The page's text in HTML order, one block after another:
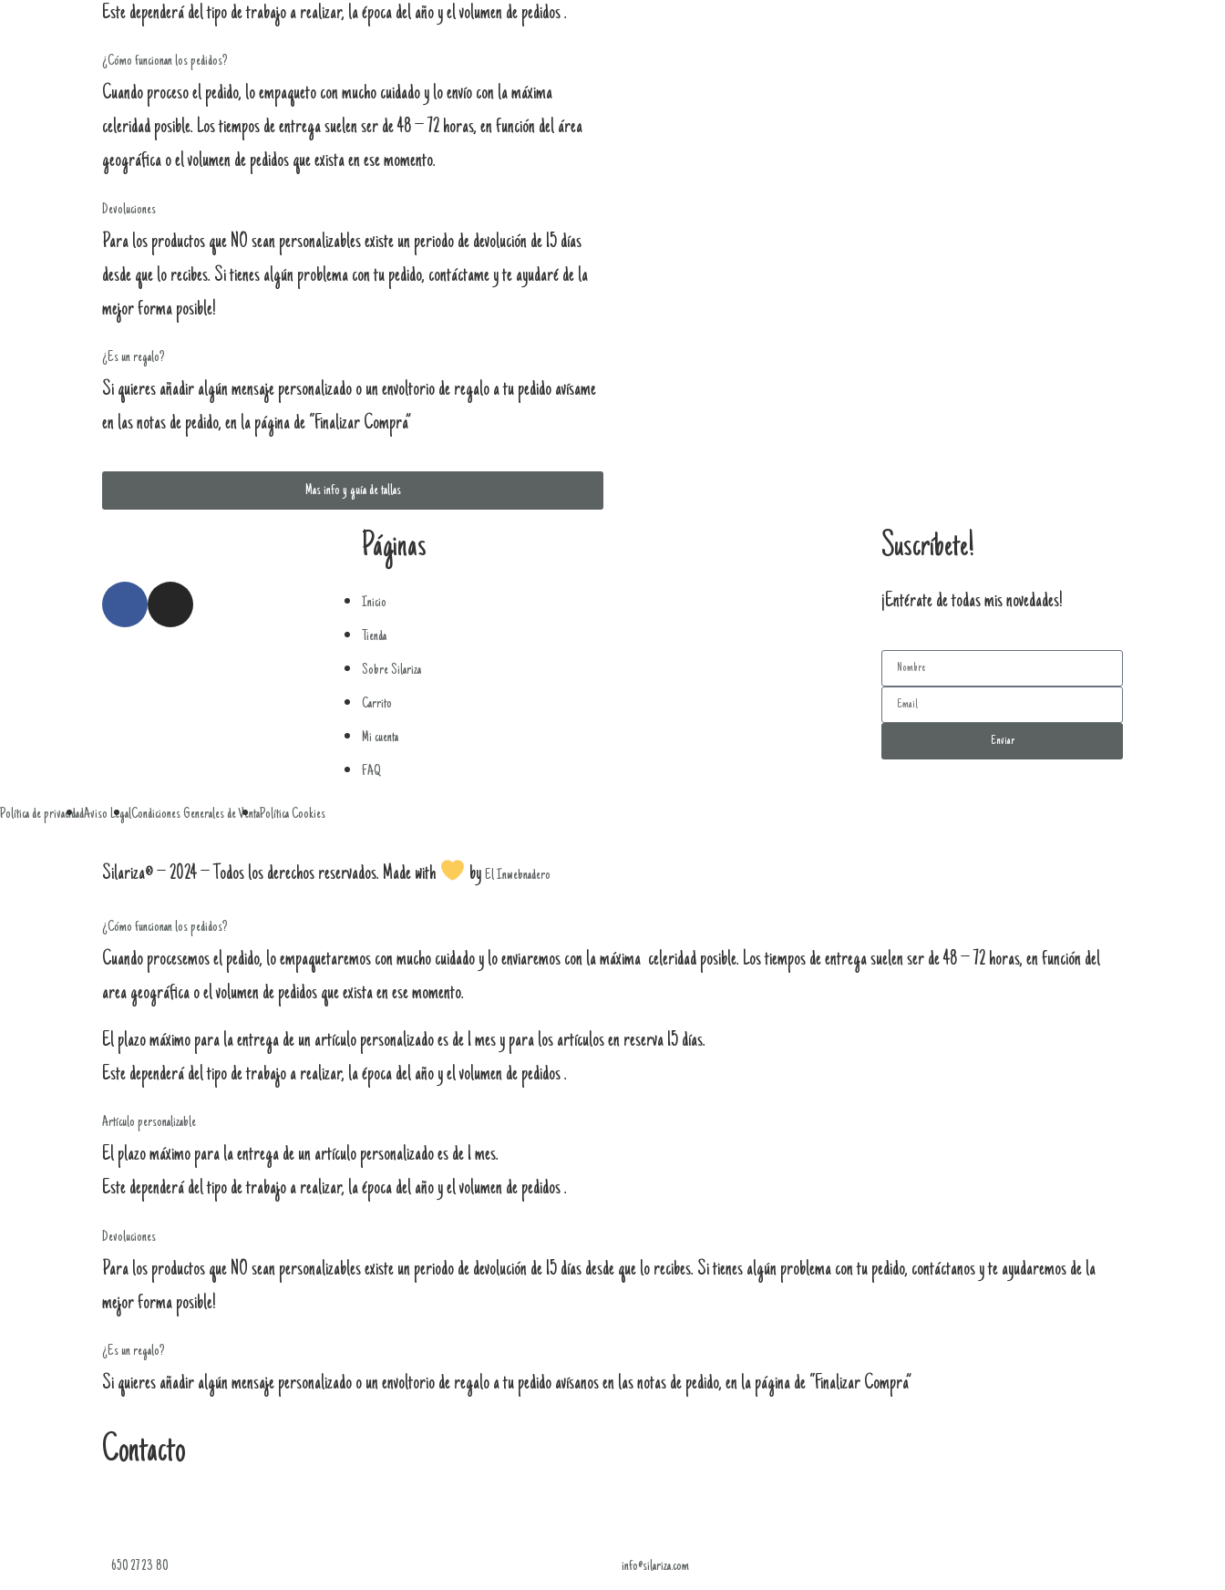
Este dependerá del tipo de trabajo a realizar, la época del año y el volumen de pedidos .
¿Cómo funcionan los pedidos?
Cuando proceso el pedido, lo empaqueto con mucho cuidado y lo envío con la máxima
celeridad posible. Los tiempos de entrega suelen ser de 48 – 72 horas, en función del área
geográfica o el volumen de pedidos que exista en ese momento.
Devoluciones
Para los productos que NO sean personalizables existe un periodo de devolución de 15 días
desde que lo recibes. Si tienes algún problema con tu pedido, contáctame y te ayudaré de la
mejor forma posible!
¿Es un regalo?
Si quieres añadir algún mensaje personalizado o un envoltorio de regalo a tu pedido avísame
en las notas de pedido, en la página de “Finalizar Compra”
Mas info y guía de tallas
Páginas
Inicio
Tienda
Sobre Silariza
Carrito
Mi cuenta
FAQ
Suscríbete!
¡Entérate de todas mis novedades!
Enviar
Política de privacidadAviso LegalCondiciones Generales de VentaPolítica Cookies
Silariza® – 2024 – Todos los derechos reservados. Made with by El Inwebnadero
¿Cómo funcionan los pedidos?
Cuando procesemos el pedido, lo empaquetaremos con mucho cuidado y lo enviaremos con la máxima celeridad posible. Los tiempos de entrega suelen ser de 48 – 72 horas, en función del
area geográfica o el volumen de pedidos que exista en ese momento.
El plazo máximo para la entrega de un artículo personalizado es de 1 mes y para los artículos en reserva 15 días.
Este dependerá del tipo de trabajo a realizar, la época del año y el volumen de pedidos .
Artículo personalizable
El plazo máximo para la entrega de un artículo personalizado es de 1 mes.
Este dependerá del tipo de trabajo a realizar, la época del año y el volumen de pedidos .
Devoluciones
Para los productos que NO sean personalizables existe un periodo de devolución de 15 días desde que lo recibes. Si tienes algún problema con tu pedido, contáctanos y te ayudaremos de la
mejor forma posible!
¿Es un regalo?
Si quieres añadir algún mensaje personalizado o un envoltorio de regalo a tu pedido avísanos en las notas de pedido, en la página de “Finalizar Compra”
Contacto
650 27 23 80 info@silariza.com